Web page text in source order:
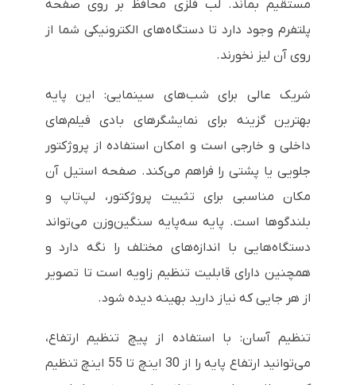
مستقیم بماند. لب فلزی محافظ بر روی صفحه
پلتفرم وجود دارد تا دستگاه‌های الکترونیکی شما از
روی آن لیز نخورند.
شریک عالی برای شب‌های سینمایی: این پایه
بهترین گزینه برای نمایشگرهای بادی فیلم‌های
داخلی و خارجی است و امکان استفاده از پروژکتور
جلویی یا پشتی را فراهم می‌کند. صفحه استیل آن
مکان مناسبی برای تثبیت پروژکتور، لپ‌تاپ و
بلندگوها است. پایه سه‌پایه سنگین‌وزن می‌تواند
دستگاه‌هایی با اندازه‌های مختلف را نگه دارد و
همچنین دارای قابلیت تنظیم زاویه است تا تصویر
از هر جایی که نیاز دارید بهینه دیده شود.
تنظیم آسان: با استفاده از پیچ تنظیم ارتفاع،
می‌توانید ارتفاع پایه را از 30 اینچ تا 55 اینچ تنظیم